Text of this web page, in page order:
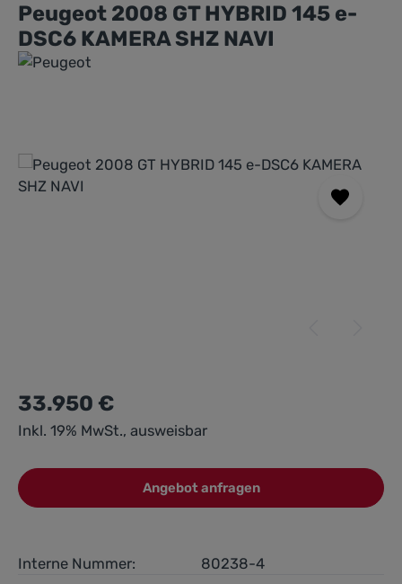
Peugeot 2008 GT HYBRID 145 e-
DSC6 KAMERA SHZ NAVI
Bildergalerie überspringen
33.950 €
Inkl. 19% MwSt., ausweisbar
Angebot anfragen
Interne Nummer:
80238-4